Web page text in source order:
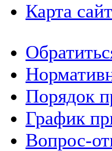
Карта
Порядок
График
Вопрос-